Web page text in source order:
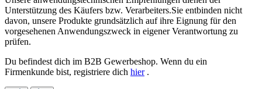
Unterstützung des Käufers bzw. Verarbeiters.Sie entbinden nicht
davon, unsere Produkte grundsätzlich auf ihre Eignung für den
vorgesehenen Anwendungszweck in eigener Verantwortung zu
prüfen.
Du befindest dich im B2B Gewerbeshop. Wenn du ein
Firmenkunde bist, registriere dich hier.